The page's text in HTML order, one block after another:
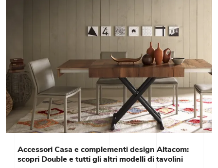
Accessori Casa e complementi design Altacom:
scopri Double e tutti gli altri modelli di tavolini